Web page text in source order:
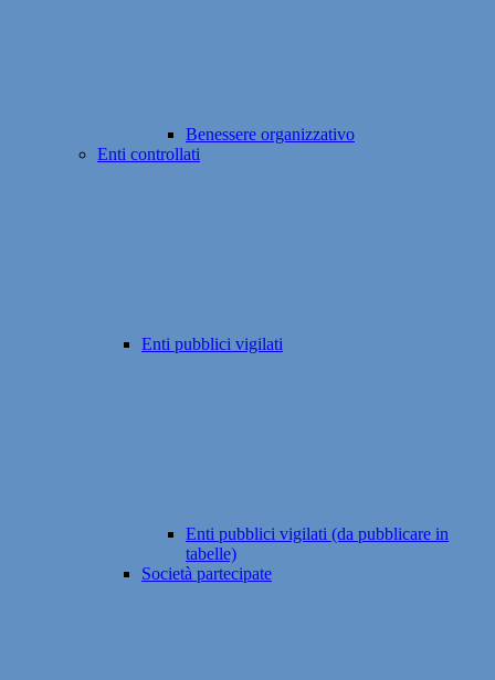
Benessere organizzativo
Enti controllati
Enti pubblici vigilati
Enti pubblici vigilati (da pubblicare in
tabelle)
Società partecipate